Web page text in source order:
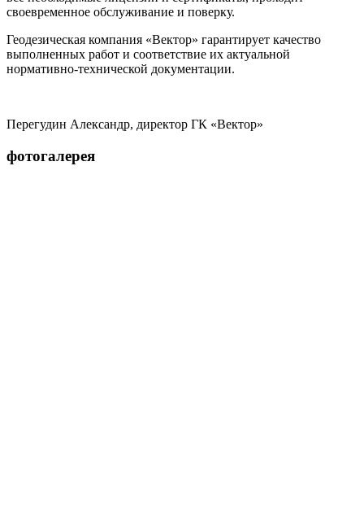
своевременное обслуживание и поверку.
Геодезическая компания «Вектор» гарантирует качество
выполненных работ и соответствие их актуальной
нормативно-технической документации.
Перегудин Александр, директор ГК «Вектор»
фотогалерея